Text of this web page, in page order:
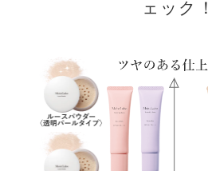
ェック！